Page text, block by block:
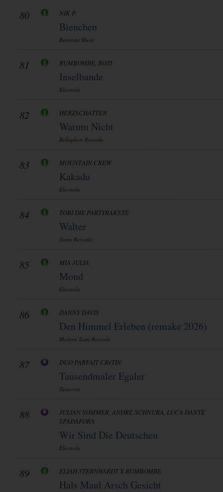
80 NIK P.
Bienchen
Brannini Music
81 RUMBOMBE, BOZI
Inselbande
Electrola
82 HERZSCHATTEN
Warum Nicht
Bellaphon Records
83 MOUNTAIN CREW
Kakadu
Electrola
84 TOBI DIE PARTYRAKETE
Walter
Steini Records
85 MIA JULIA
Mond
Electrola
86 DANNY DAVIS
Den Himmel Erleben (remake 2026)
Modern Taste Records
87 DUO PARFAIT CRéTIN
Tausendmaler Egaler
Tunecore
88
JULIAN SOMMER, ANDRE SCHNURA, LUCA DANTE
SPADAFORA
Wir Sind Die Deutschen
Electrola
89 ELIAH STERNHARDT X RUMBOMBE
Hals Maul Arsch Gesicht